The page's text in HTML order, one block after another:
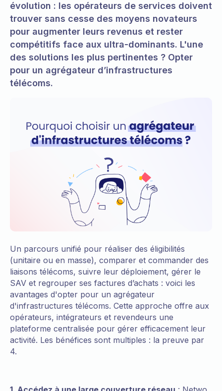
évolution : les opérateurs de services doivent
trouver sans cesse des moyens novateurs
pour augmenter leurs revenus et rester
compétitifs face aux ultra-dominants. L'une
des solutions les plus pertinentes ? Opter
pour un agrégateur d’infrastructures
télécoms.
Un parcours unifié pour réaliser des éligibilités
(unitaire ou en masse), comparer et commander des
liaisons télécoms, suivre leur déploiement, gérer le
SAV et regrouper ses factures d’achats : voici les
avantages d'opter pour un agrégateur
d'infrastructures télécoms. Cette approche offre aux
opérateurs, intégrateurs et revendeurs une
plateforme centralisée pour gérer efficacement leur
activité. Les bénéfices sont multiples : la preuve par
4.